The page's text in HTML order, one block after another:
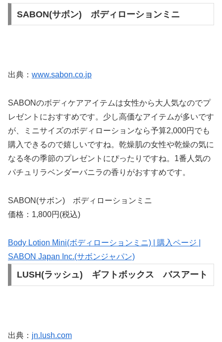
SABON(サボン) ボディローションミニ
出典： www.sabon.co.jp
SABONのボディケアアイテムは女性から大人気なのでプ
レゼントにおすすめです。少し高価なアイテムが多いです
が、ミニサイズのボディローションなら予算2,000円でも
購入できるので嬉しいですね。乾燥肌の女性や乾燥の気に
なる冬の季節のプレゼントにぴったりですね。1番人気の
パチュリラベンダーバニラの香りがおすすめです。
SABON(サボン) ボディローションミニ
価格：1,800円(税込)
Body Lotion Mini(ボディローションミニ) | 購入ページ |
SABON Japan Inc.(サボンジャパン)
LUSH(ラッシュ) ギフトボックス バスアート
出典： jn.lush.com